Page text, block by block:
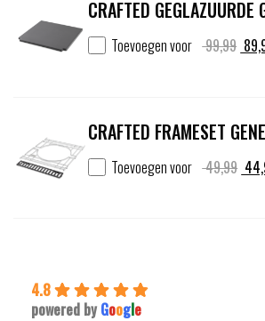
CRAFTED GEGLAZUURDE
Toevoegen voor 99,99
prijs
CRAFTED FRAMESET
Toevoegen voor 49,99
prijs
4.8
powered by Google